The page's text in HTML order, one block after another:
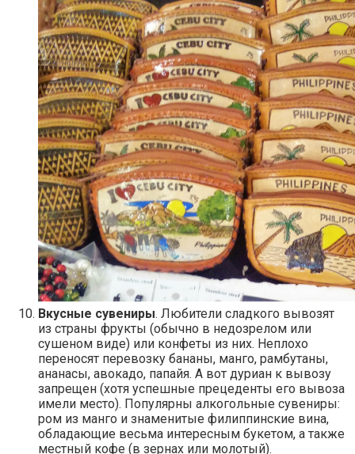
Вкусные сувениры. Любители сладкого вывозят
из страны фрукты (обычно в недозрелом или
сушеном виде) или конфеты из них. Неплохо
переносят перевозку бананы, манго, рамбутаны,
ананасы, авокадо, папайя. А вот дуриан к вывозу
запрещен (хотя успешные прецеденты его вывоза
имели место). Популярны алкогольные сувениры:
ром из манго и знаменитые филиппинские вина,
обладающие весьма интересным букетом, а также
местный кофе (в зернах или молотый).